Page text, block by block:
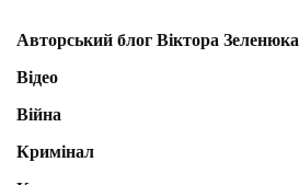
Авторський блог Віктора Зеленюка
Відео
Війна
Кримінал